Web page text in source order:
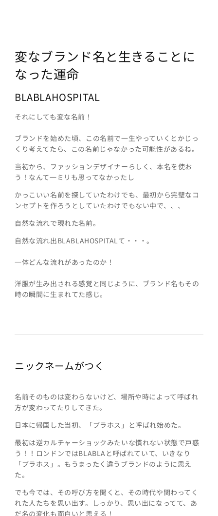
変なブランド名と生きることに
なった運命
BLABLAHOSPITAL
それにしても変な名前！
ブランドを始めた頃、この名前で一生やっていくとかじっ
くり考えてたら、この名前じゃなかった可能性があるね。
当初から、ファッションデザイナーらしく、本名を使お
う！なんて一ミリも思ってなかったし
かっこいい名前を探していたわけでも、最初から完璧なコ
ンセプトを作ろうとしていたわけでもない中で、、、
自然な流れで現れた名前。
自然な流れ出BLABLAHOSPITALて・・・。
一体どんな流れがあったのか！
洋服が生み出される感覚と同じように、ブランド名もその
時の瞬間に生まれてた感じ。
ニックネームがつく
名前そのものは変わらないけど、場所や時によって呼ばれ
方が変わってたりしてきた。
日本に帰国した当初、「ブラホス」と呼ばれ始めた。
最初は逆カルチャーショックみたいな慣れない状態で戸惑
う！！ロンドンではBLABLAと呼ばれていて、いきなり
「ブラホス」。もうまったく違うブランドのように思え
た。
でも今では、その呼び方を聞くと、その時代や関わってく
れた人たちを思い出す。しっかり、思い出になってて、あ
だ名の変化も面白いと思える！